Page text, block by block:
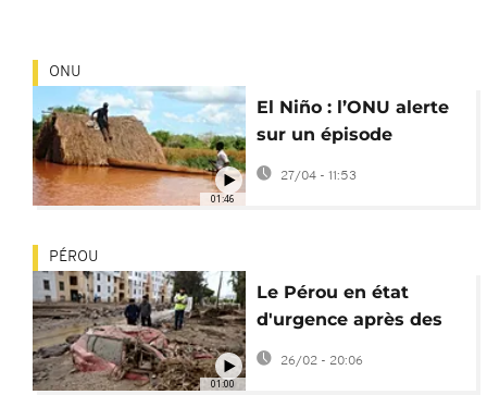
01:46
ONU
El Niño : l’ONU alerte
sur un épisode
potentiellement
intense
27/04 - 11:53
01:00
PÉROU
Le Pérou en état
d'urgence après des
inondations dans
plusieurs villes et
26/02 - 20:06